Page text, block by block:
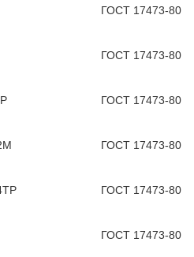
ГОСТ 17473-80
ГОСТ 17473-80
ГОСТ 17473-80
ГОСТ 17473-80
ГОСТ 17473-80
ГОСТ 17473-80